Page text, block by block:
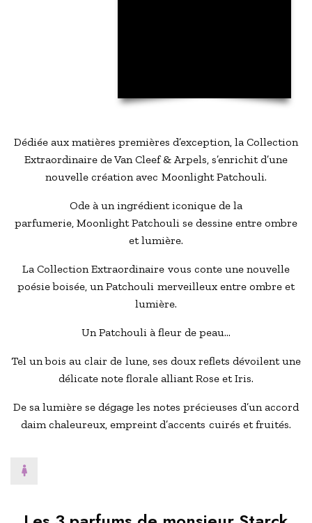
Dédiée aux matières premières d’exception, la Collection
Extraordinaire de Van Cleef & Arpels, s’enrichit d’une
nouvelle création avec Moonlight Patchouli.
Ode à un ingrédient iconique de la
parfumerie, Moonlight Patchouli se dessine entre ombre
et lumière.
LaCollection Extraordinaire vous conte une nouvelle
poésie boisée, un Patchouli merveilleux entre ombre et
lumière.
Un Patchouli à fleur de peau…
Tel un bois au clair de lune, ses doux reflets dévoilent une
délicate note florale alliant Rose et Iris.
De sa lumière se dégage les notes précieuses d’un accord
daim chaleureux, empreint d’accents cuirés et fruités.